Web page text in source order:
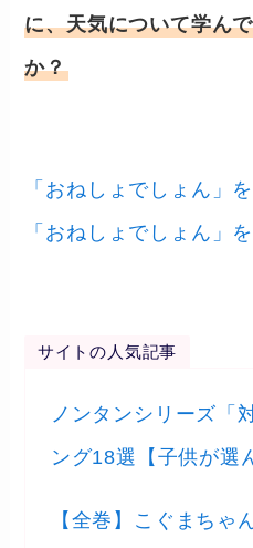
に、天気について学ん
か？
「おねしょでしょん」
「おねしょでしょん」
サイトの人気記事
ノンタンシリーズ「
ング18選【子供が選
【全巻】こぐまちゃ